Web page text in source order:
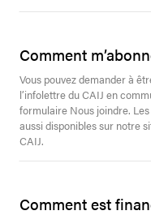
Comment
Vous pouvez demander à
l’infolettre du CAIJ en
formulaire Nous joindre.
aussi disponibles sur notre
CAIJ.
Comment est